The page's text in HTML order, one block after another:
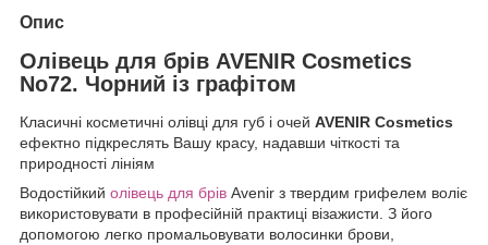
Опис
Олівець для брів AVENIR Cosmetics
No72. Чорний із графітом
Класичні косметичні олівці для губ і очей AVENIR Cosmetics
ефектно підкреслять Вашу красу, надавши чіткості та
природності лініям
Водостійкий олівець для брів Avenir з твердим грифелем воліє
використовувати в професійній практиці візажисти. З його
допомогою легко промальовувати волосинки брови,